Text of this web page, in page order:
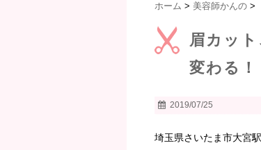
ホーム > 美容師かんの >
眉カッ
変わる！
2019/07/25
埼玉県さいたま市大宮